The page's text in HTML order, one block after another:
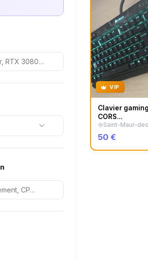
VIP
Clavier
CORS...
Saint-Maur-
50 €